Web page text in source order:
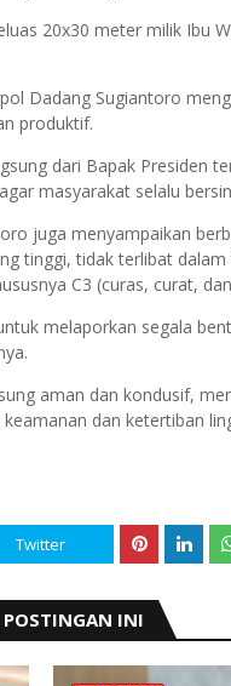
20x30 meter milik Ibu
Dadang Sugiantoro
produktif.
dari Bapak Presiden
masyarakat selalu
juga menyampaikan
tinggi, tidak terlibat
C3 (curas, curat,
melaporkan segala
aman dan kondusif,
dan ketertiban
Twitter
INI